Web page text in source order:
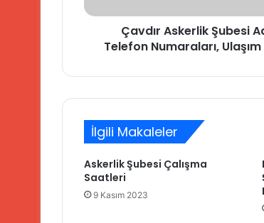
Çavdır Askerlik Şubesi
Telefon Numaraları,
İlgili Makaleler
Askerlik Şubesi Çalışma
Saatleri
9 Kasım 2023